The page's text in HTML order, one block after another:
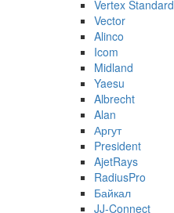
Vertex Standard
Vector
Alinco
Icom
Midland
Yaesu
Albrecht
Alan
Аргут
President
AjetRays
RadiusPro
Байкал
JJ-Connect